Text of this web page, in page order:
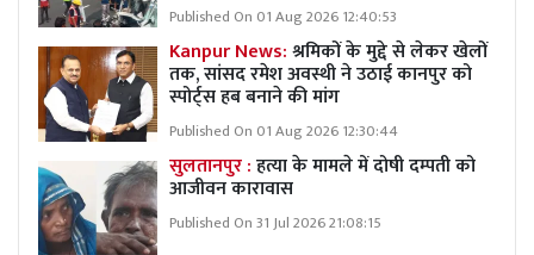
Published On 01 Aug 2026 12:40:53
Kanpur News:श्रमिकों के मुद्दे से लेकर खेलों
तक, सांसद रमेश अवस्थी ने उठाई कानपुर को
स्पोर्ट्स हब बनाने की मांग
Published On 01 Aug 2026 12:30:44
सुलतानपुर :हत्या के मामले में दोषी दम्पती को
आजीवन कारावास
Published On 31 Jul 2026 21:08:15